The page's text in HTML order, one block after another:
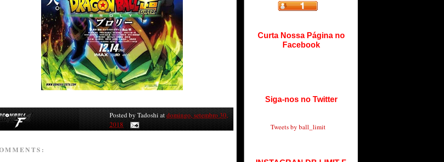
Posted by Tadoshi atdomingo, setembro 30,
2018
Curta Nossa Página no
Facebook
Siga-nos no Twitter
Tweets by ball_limit